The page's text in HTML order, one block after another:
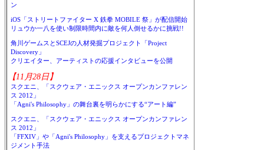
ン
iOS「ストリートファイター X 鉄拳 MOBILE 祭」が配信開始
リュウか一八を使い制限時間内に敵を何人倒せるかに挑戦!!
角川ゲームスとSCEJの人材発掘プロジェクト「Project
Discovery」
クリエイター、アーティストの応援インタビューを公開
【11月28日】
スクエニ、「スクウェア・エニックス オープンカンファレン
ス 2012」
「Agni's Philosophy」の舞台裏を明らかにする“アート編”
スクエニ、「スクウェア・エニックス オープンカンファレン
ス 2012」
「FFXIV」や「Agni's Philosophy」を支えるプロジェクトマネ
ジメント手法